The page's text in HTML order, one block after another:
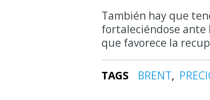
También hay que
fortaleciéndose ante
que favorece la
TAGS BRENT